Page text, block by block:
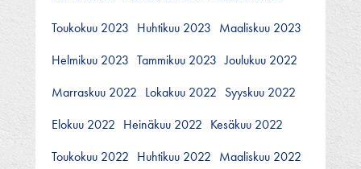
Toukokuu 2023 Huhtikuu 2023 Maaliskuu 2023
Helmikuu 2023 Tammikuu 2023 Joulukuu 2022
Marraskuu 2022 Lokakuu 2022 Syyskuu 2022
Elokuu 2022 Heinäkuu 2022 Kesäkuu 2022
Toukokuu 2022 Huhtikuu 2022 Maaliskuu 2022